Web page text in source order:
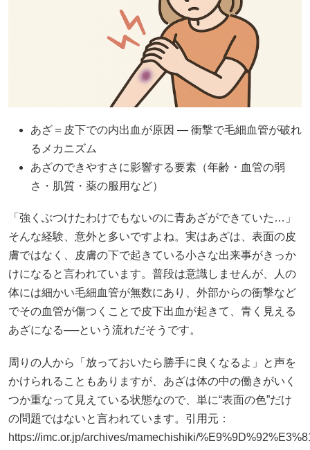
あざ＝皮下での内出血が原因 — 衝撃で毛細血管が破れ
るメカニズム
あざのできやすさに影響する要素（年齢・血管の弱
さ・肌質・薬の服用など）
「強くぶつけたわけでもないのに青あざができていた…」
そんな経験、意外と多いですよね。実はあざは、表面の皮
膚ではなく、皮膚の下で起きている小さな出来事がきっか
けになると言われています。普段は意識しませんが、人の
体には細かい毛細血管が無数にあり、外部からの衝撃など
でその血管が傷つくことで皮下出血が起きて、青く見える
あざになる──という流れだそうです。
周りの人から「放っておいたら勝手に良くなるよ」と声を
かけられることもありますが、あざは体の中の働きがいく
つか重なって見えている状態なので、単に“表面の色”だけ
の問題ではないと言われています。引用元：
https://imc.or.jp/archives/mamechishiki/